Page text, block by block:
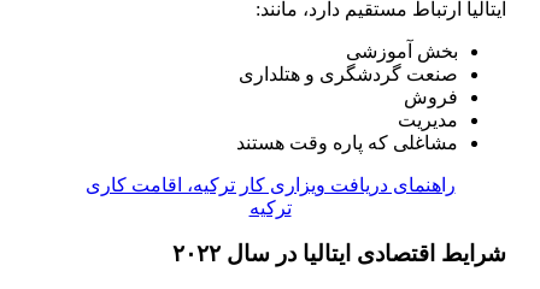
ایتالیا ارتباط مستقیم دارد، مانند:
بخش آموزشی
صنعت گردشگری و هتلداری
فروش
مدیریت
مشاغلی که پاره وقت هستند
راهنمای دریافت ویزاری کار ترکیه، اقامت کاری
ترکیه
شرایط اقتصادی ایتالیا در سال ۲۰۲۲